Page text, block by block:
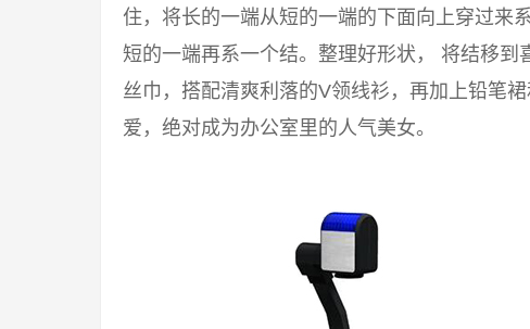
住，将长的一端从短的一端的下面向上穿过来
短的一端再系一个结。整理好形状， 将结移
丝巾，搭配清爽利落的V领线衫，再加上铅笔
爱，绝对成为办公室里的人气美女。